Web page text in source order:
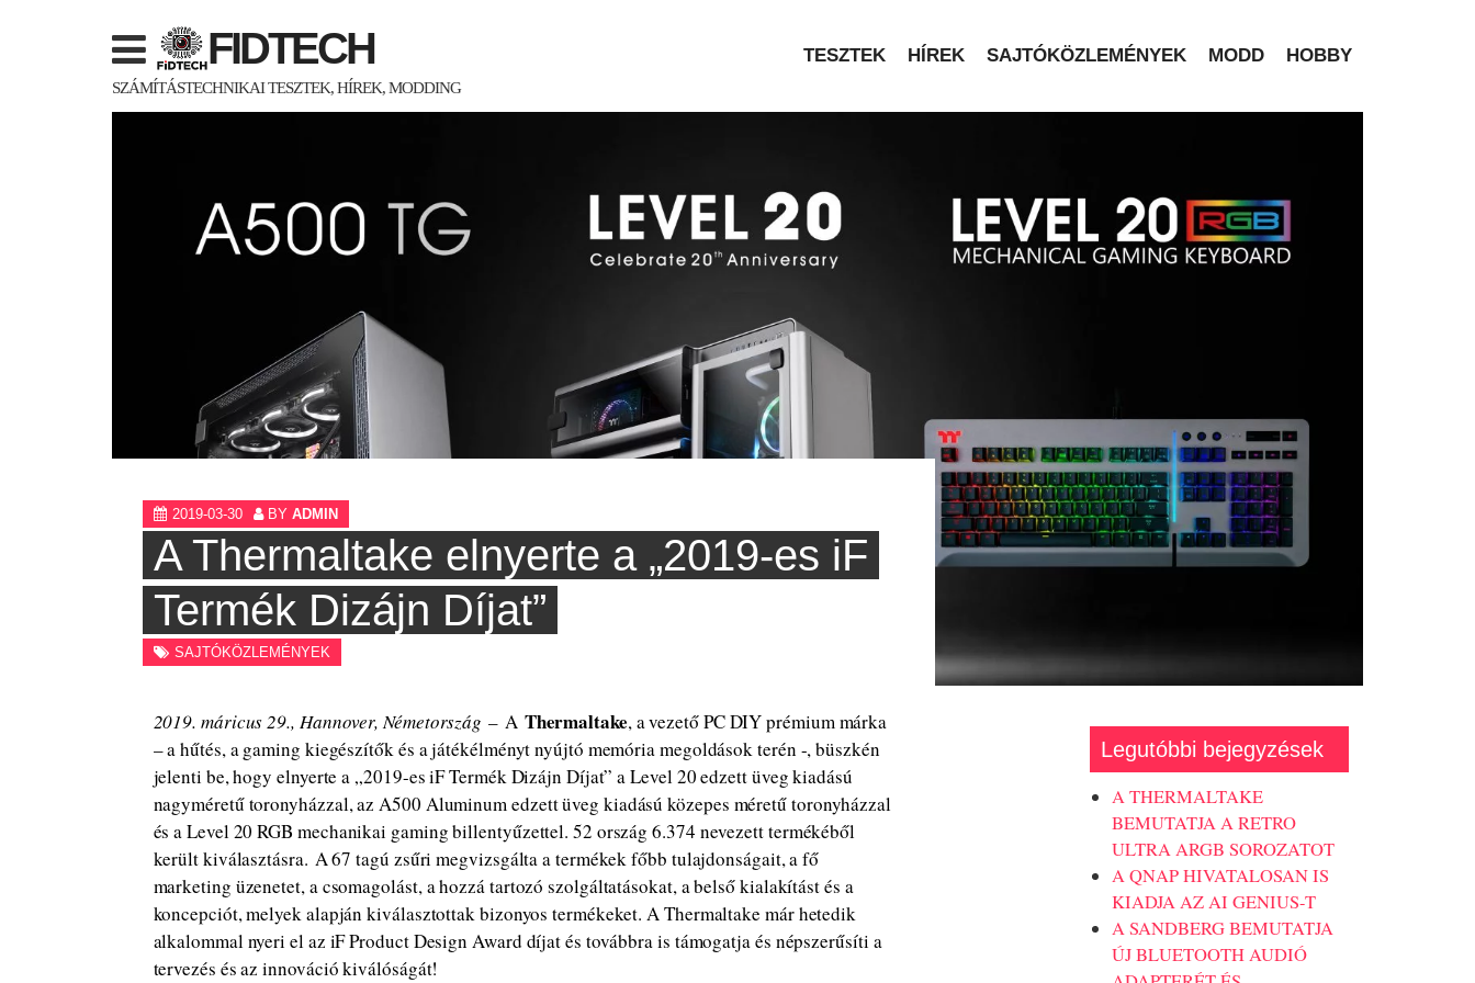
FIDTECH
SZÁMÍTÁSTECHNIKAI TESZTEK, HÍREK, MODDING
TESZTEK HÍREK SAJTÓKÖZLEMÉNYEK MODD HOBBY
2019-03-30 BY ADMIN
A Thermaltake elnyerte a „2019-es iF
Termék Dizájn Díjat”
SAJTÓKÖZLEMÉNYEK
2019. máricus 29., Hannover, Németország – A Thermaltake, a vezető PC DIY prémium márka
– a hűtés, a gaming kiegészítők és a játékélményt nyújtó memória megoldások terén -, büszkén
jelenti be, hogy elnyerte a „2019-es iF Termék Dizájn Díjat” a Level 20 edzett üveg kiadású
nagyméretű toronyházzal, az A500 Aluminum edzett üveg kiadású közepes méretű toronyházzal
és a Level 20 RGB mechanikai gaming billentyűzettel. 52 ország 6.374 nevezett termékéből
került kiválasztásra. A 67 tagú zsűri megvizsgálta a termékek főbb tulajdonságait, a fő
marketing üzenetet, a csomagolást, a hozzá tartozó szolgáltatásokat, a belső kialakítást és a
koncepciót, melyek alapján kiválasztottak bizonyos termékeket. A Thermaltake már hetedik
alkalommal nyeri el az iF Product Design Award díjat és továbbra is támogatja és népszerűsíti a
tervezés és az innováció kiválóságát!
Legutóbbi bejegyzések
A THERMALTAKE
BEMUTATJA A RETRO
ULTRA ARGB SOROZATOT
A QNAP HIVATALOSAN IS
KIADJA AZ AI GENIUS-T
A SANDBERG BEMUTATJA
ÚJ BLUETOOTH AUDIÓ